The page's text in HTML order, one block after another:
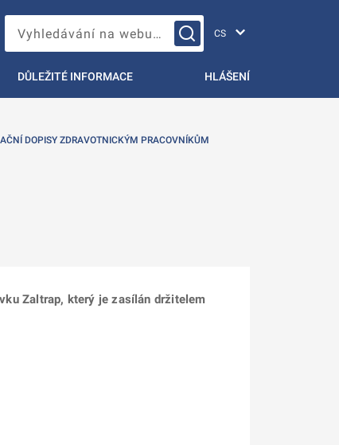
Vyhledávání na webu…
DŮLEŽITÉ INFORMACE HLÁŠENÍ
DOPISY ZDRAVOTNICKÝM PRACOVNÍKŮM
Zaltrap, který je zasílán držitelem